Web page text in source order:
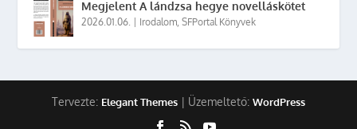
Megjelent A lándzsa hegye novelláskötet
2026.01.06. Irodalom ,SFPortal Könyvek
Tervezte: Elegant Themes | Üzemeltető: WordPress